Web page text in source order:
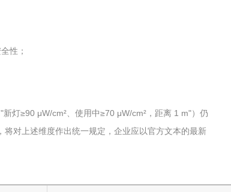
性；
灯≥90 μW/cm²、使用中≥70 μW/cm²，距离 1 m"）仍
对上述维度作出统一规定，企业应以官方文本的最新